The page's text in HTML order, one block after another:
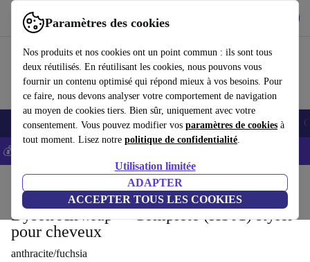
Paramètres des cookies
Nos produits et nos cookies ont un point commun : ils sont tous
deux réutilisés. En réutilisant les cookies, nous pouvons vous
fournir un contenu optimisé qui répond mieux à vos besoins. Pour
ce faire, nous devons analyser votre comportement de navigation
au moyen de cookies tiers. Bien sûr, uniquement avec votre
consentement. Vous pouvez modifier vos paramètres de cookies à
tout moment. Lisez notre politique de confidentialité.
Utilisation limitée
ADAPTER
ACCEPTER TOUS LES COOKIES
Utilisez refurbed rapidement et facilement
Smartphones Laptops Tablettes Montres connectées Accessoires
💰-5% EXTRA sur les iPhones – Code: IPHONEDEAL -
Santé & Beauté Soins du corps
Dyson Airwrap™ Complete (HS01) styler
pour cheveux
anthracite/fuchsia